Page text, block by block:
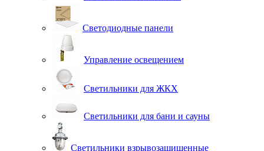
Светодиодные панели
Управление освещением
Светильники для ЖКХ
Светильники для бани и сауны
Светильники взрывозащищенные